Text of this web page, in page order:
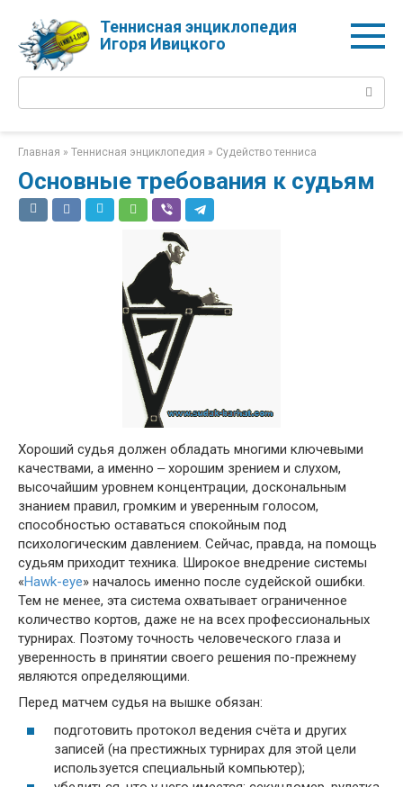
контенту
Теннисная энциклопедия
Игоря Ивицкого
Главная » Теннисная энциклопедия » Судейство тенниса
Основные требования к судьям
Хороший судья должен обладать многими ключевыми
качествами, а именно ‒ хорошим зрением и слухом,
высочайшим уровнем концентрации, доскональным
знанием правил, громким и уверенным голосом,
способностью оставаться спокойным под
психологическим давлением. Сейчас, правда, на помощь
судьям приходит техника. Широкое внедрение системы
«Hawk-eye» началось именно после судейской ошибки.
Тем не менее, эта система охватывает ограниченное
количество кортов, даже не на всех профессиональных
турнирах. Поэтому точность человеческого глаза и
уверенность в принятии своего решения по-прежнему
являются определяющими.
Перед матчем судья на вышке обязан:
подготовить протокол ведения счёта и других
записей (на престижных турнирах для этой цели
используется специальный компьютер);